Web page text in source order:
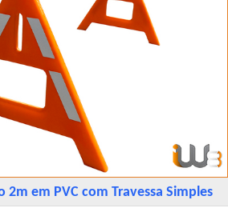
2m em PVC com Travessa Simples